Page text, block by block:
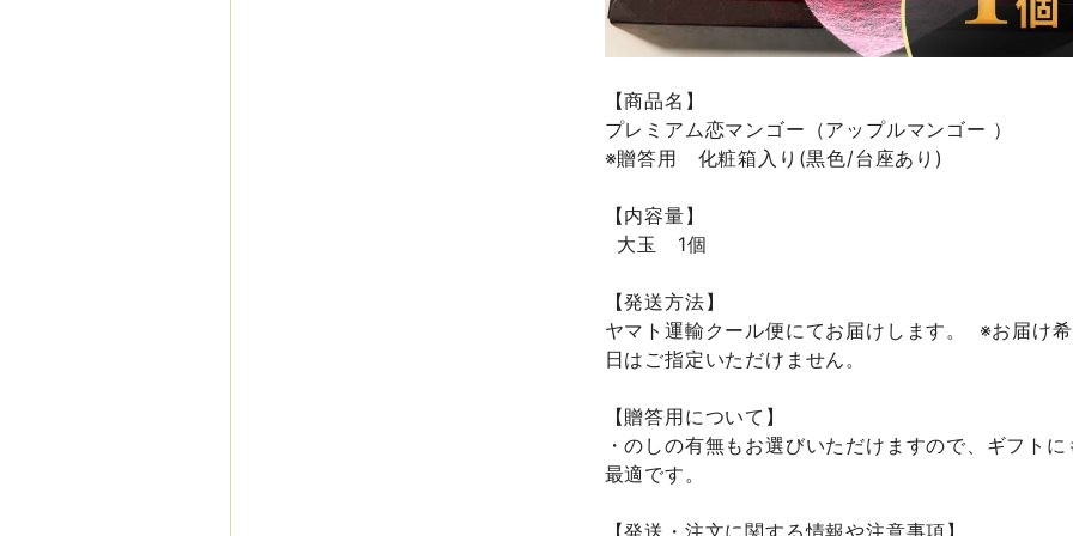
【商品名】
プレミアム恋マンゴー（アップルマンゴー ）
※贈答用 化粧箱入り(黒色/台座あり)
【内容量】
大玉 1個
【発送方法】
ヤマト運輸クール便にてお届けします。 ※お届け
日はご指定いただけません。
【贈答用について】
・のしの有無もお選びいただけますので、ギフトに
最適です。
【発送・注文に関する情報や注意事項】